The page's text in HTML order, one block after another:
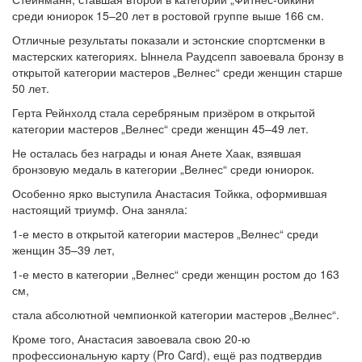
среди юниорок 15–20 лет в ростовой группе выше 166 см.
Отличные результаты показали и эстонские спортсменки в
мастерских категориях. Ыннела Раудсепп завоевала бронзу в
открытой категории мастеров „Велнес“ среди женщин старше
50 лет.
Герта Рейнхолд стала серебряным призёром в открытой
категории мастеров „Велнес“ среди женщин 45–49 лет.
Не осталась без награды и юная Анете Хаак, взявшая
бронзовую медаль в категории „Велнес“ среди юниорок.
Особенно ярко выступила Анастасия Тойкка, оформившая
настоящий триумф. Она заняла:
1-е место в открытой категории мастеров „Велнес“ среди
женщин 35–39 лет,
1-е место в категории „Велнес“ среди женщин ростом до 163
см,
стала абсолютной чемпионкой категории мастеров „Велнес“.
Кроме того, Анастасия завоевала свою 20-ю
профессиональную карту (Pro Card), ещё раз подтвердив